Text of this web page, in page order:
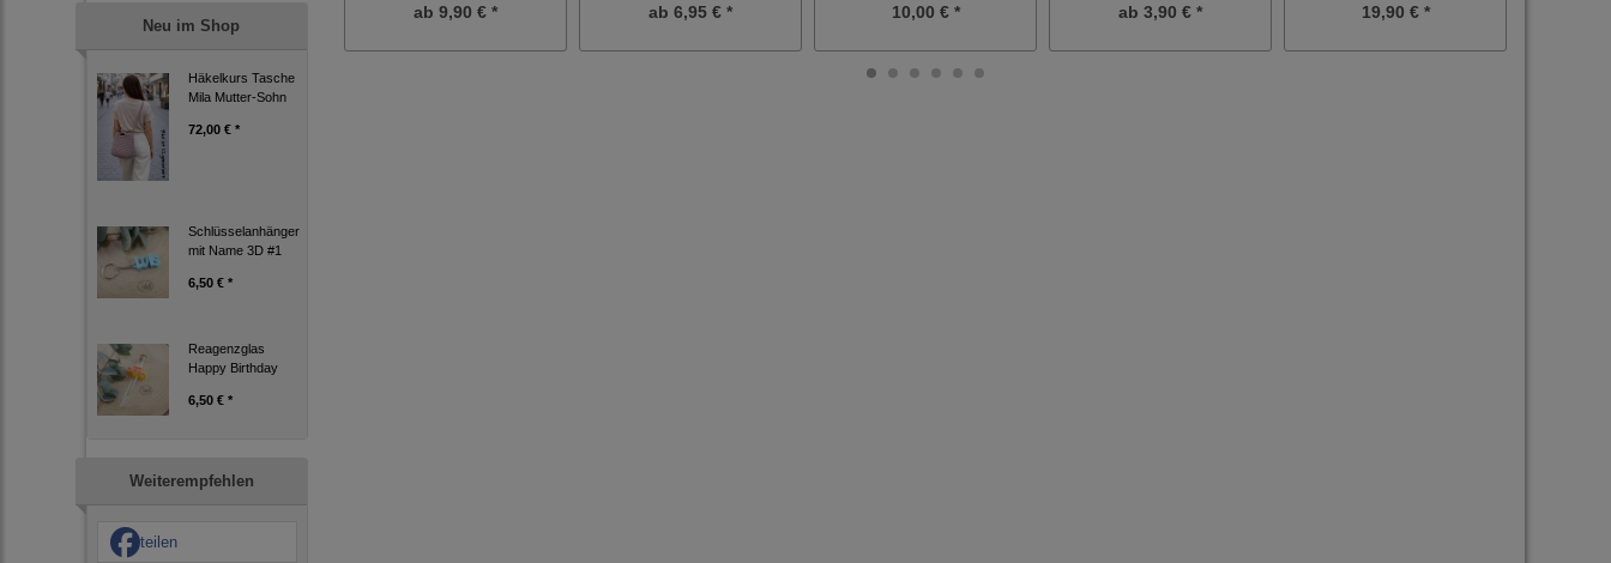
Neu im Shop
Häkelkurs Tasche
Mila Mutter-Sohn
72,00 € *
Schlüsselanhänger
mit Name 3D #1
6,50 € *
Reagenzglas
Happy Birthday
6,50 € *
Weiterempfehlen
teilen
ab 9,90 € * ab 6,95 € * 10,00 € * ab 3,90 € * 19,90 € *